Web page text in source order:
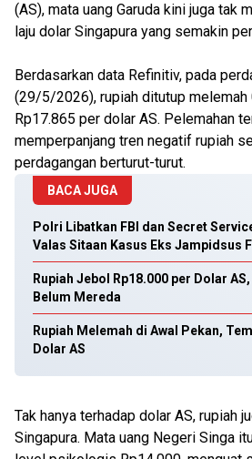
(AS), mata uang Garuda kini juga tak
laju dolar Singapura yang semakin
Berdasarkan data Refinitiv, pada
(29/5/2026), rupiah ditutup
Rp17.865 per dolar AS. Pelemahan
memperpanjang tren negatif rupiah
perdagangan berturut-turut.
BACA JUGA
Polri Libatkan FBI dan Secret
Valas Sitaan Kasus Eks Jampidsus
Rupiah Jebol Rp18.000 per Dolar
Belum Mereda
Rupiah Melemah di Awal Pekan,
Dolar AS
Tak hanya terhadap dolar AS, rupiah
Singapura. Mata uang Negeri Singa